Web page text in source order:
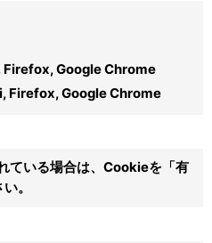
Firefox,Google Chrome
, Firefox,Google Chrome
ている場合は、Cookieを「有
。